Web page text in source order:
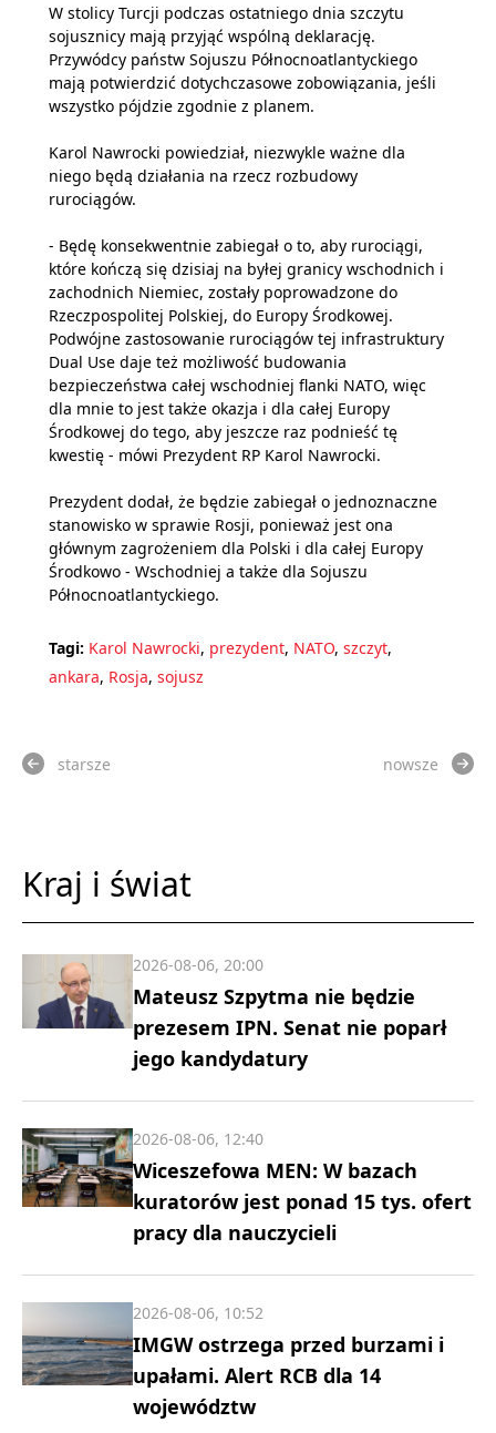
W stolicy Turcji podczas ostatniego dnia szczytu
sojusznicy mają przyjąć wspólną deklarację.
Przywódcy państw Sojuszu Północnoatlantyckiego
mają potwierdzić dotychczasowe zobowiązania, jeśli
wszystko pójdzie zgodnie z planem.
Karol Nawrocki powiedział, niezwykle ważne dla
niego będą działania na rzecz rozbudowy
rurociągów.
- Będę konsekwentnie zabiegał o to, aby rurociągi,
które kończą się dzisiaj na byłej granicy wschodnich i
zachodnich Niemiec, zostały poprowadzone do
Rzeczpospolitej Polskiej, do Europy Środkowej.
Podwójne zastosowanie rurociągów tej infrastruktury
Dual Use daje też możliwość budowania
bezpieczeństwa całej wschodniej flanki NATO, więc
dla mnie to jest także okazja i dla całej Europy
Środkowej do tego, aby jeszcze raz podnieść tę
kwestię - mówi Prezydent RP Karol Nawrocki.
Prezydent dodał, że będzie zabiegał o jednoznaczne
stanowisko w sprawie Rosji, ponieważ jest ona
głównym zagrożeniem dla Polski i dla całej Europy
Środkowo - Wschodniej a także dla Sojuszu
Północnoatlantyckiego.
Tagi: Karol Nawrocki, prezydent, NATO, szczyt,
ankara, Rosja, sojusz
starsze nowsze
Kraj i świat
Mateusz Szpytma nie będzie
prezesem IPN. Senat nie poparł
jego kandydatury
2026-08-06, 20:00
Wiceszefowa MEN: W bazach
kuratorów jest ponad 15 tys. ofert
pracy dla nauczycieli
2026-08-06, 12:40
IMGW ostrzega przed burzami i
upałami. Alert RCB dla 14
województw
2026-08-06, 10:52